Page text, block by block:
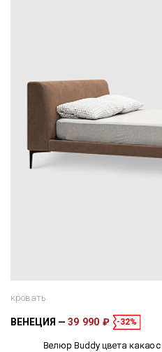
кровать
ВЕНЕЦИЯ 39 990 ₽ -32%
Велюр Buddy цвета какао